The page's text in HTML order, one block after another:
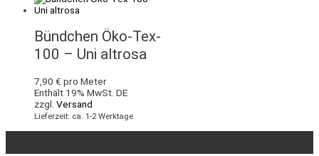
Bündchen Öko-Tex-
100 – Uni altrosa
7,90 € pro Meter
Enthält 19% MwSt. DE
zzgl. Versand
Lieferzeit: ca. 1-2 Werktage